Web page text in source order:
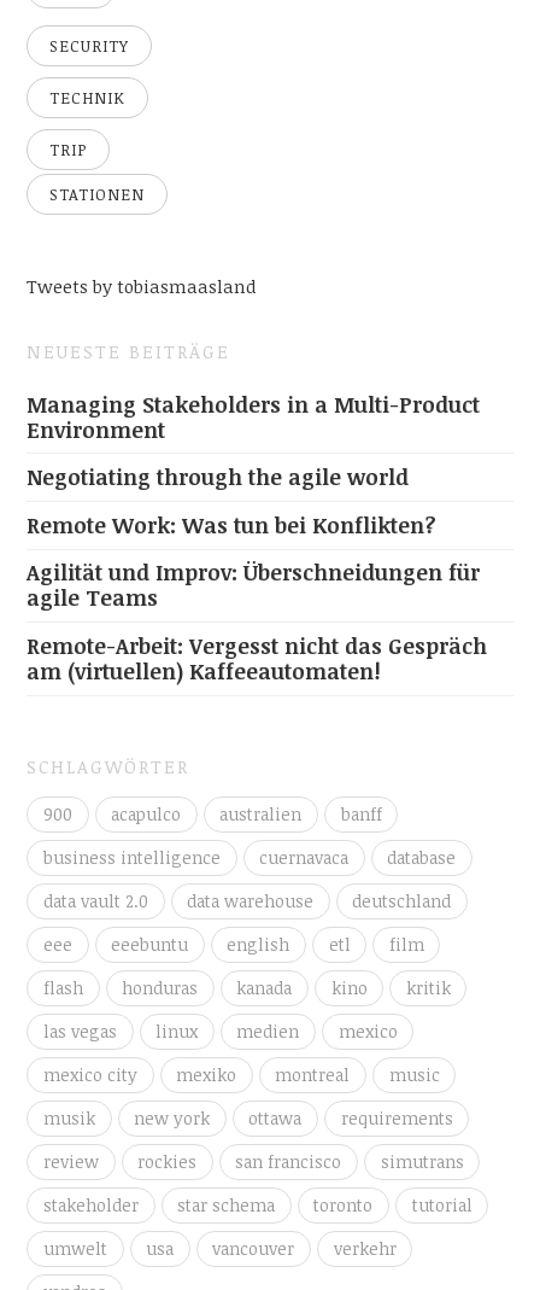
SECURITY
TECHNIK
TRIP
STATIONEN
Tweets by tobiasmaasland
NEUESTE BEITRÄGE
Managing Stakeholders in a Multi-Product
Environment
Negotiating through the agile world
Remote Work: Was tun bei Konflikten?
Agilität und Improv: Überschneidungen für
agile Teams
Remote-Arbeit: Vergesst nicht das Gespräch
am (virtuellen) Kaffeeautomaten!
SCHLAGWÖRTER
900 acapulco australien
banff
business intelligence
cuernavaca
database
data vault 2.0
data warehouse
deutschland
eee
eeebuntu english etl
film
flash
honduras kanada kino
kritik
las vegas
linux medien
mexico
mexico city
mexiko montreal
music
musik
new york ottawa
requirements
review
rockies san francisco
simutrans
stakeholder
star schema toronto
tutorial
umwelt
usa vancouver
verkehr